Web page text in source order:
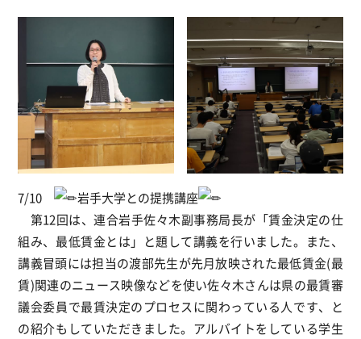
7/10
岩手大学との提携講座
第12回は、連合岩手佐々木副事務局長が「賃金決定の仕
組み、最低賃金とは」と題して講義を行いました。また、
講義冒頭には担当の渡部先生が先月放映された最低賃金(最
賃)関連のニュース映像などを使い佐々木さんは県の最賃審
議会委員で最賃決定のプロセスに関わっている人です、と
の紹介もしていただきました。アルバイトをしている学生